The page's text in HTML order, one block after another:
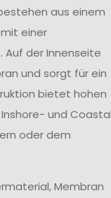
aus einem
einer
Auf der Innenseite
und sorgt für ein
bietet hohen
und
oder dem
Membran